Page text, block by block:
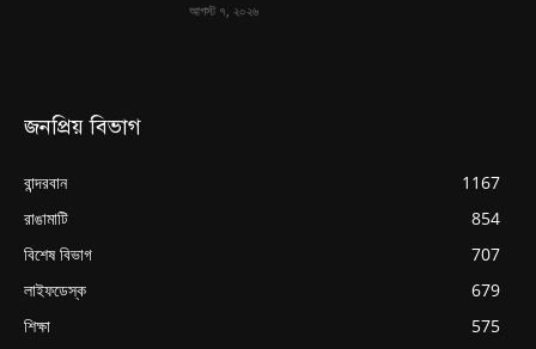
আগস্ট ৭, ২০২৬
জনপ্রিয় বিভাগ
বান্দরবান
1167
রাঙামাটি
854
বিশেষ বিভাগ
707
লাইফডেস্ক
679
শিক্ষা
575